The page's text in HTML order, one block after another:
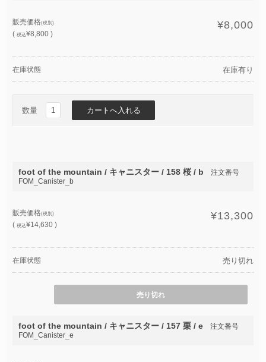
販売価格(税別)
(税込¥8,800 )
¥8,000
在庫状態 在庫有り
数量
foot of the mountain / キャニスター / 158 桜 / b
注文番号
FOM_Canister_b
販売価格(税別)
(税込¥14,630 )
¥13,300
在庫状態 売り切れ
売り切れ
foot of the mountain / キャニスター / 157 栗 / e
注文番号
FOM_Canister_e